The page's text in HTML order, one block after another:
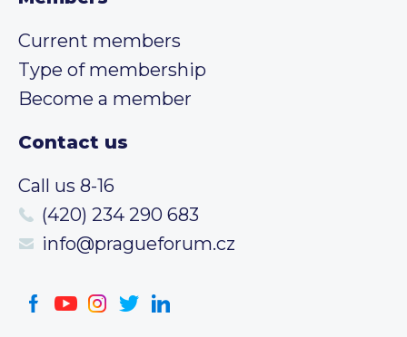
Current members
Type of membership
Become a member
Contact us
Call us 8-16
(420) 234 290 683
info@pragueforum.cz